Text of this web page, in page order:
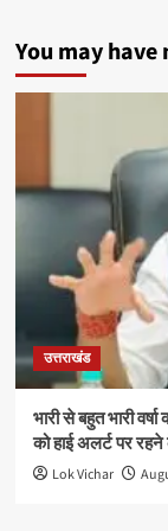
You may have
उत्तराखंड
भारी से बहुत भारी
को हाई अलर्ट पर रहने
Lok Vichar